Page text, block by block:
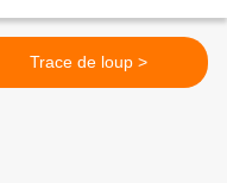
Trace de loup >